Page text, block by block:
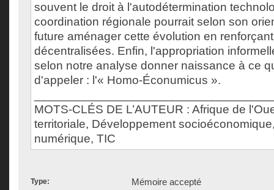
souvent le droit à l'autodétermination
coordination régionale pourrait selon son
future aménager cette évolution en
décentralisées. Enfin, l'appropriation
selon notre analyse donner naissance à ce
d'appeler : l'« Homo-Éconumicus ».
MOTS-CLÉS DE L’AUTEUR : Afrique de
territoriale, Développement
numérique, TIC
Type: Mémoire accepté